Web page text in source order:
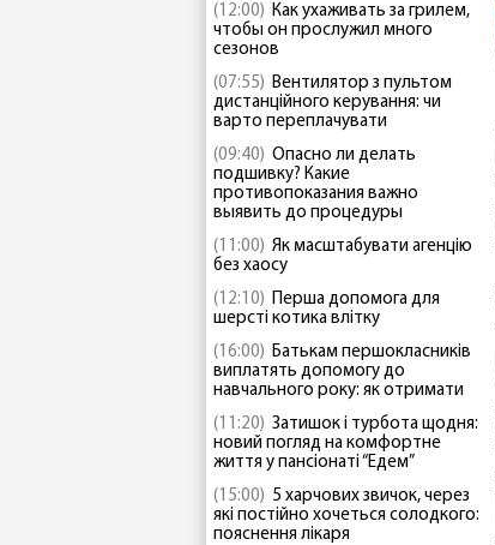
(12:00) Как ухаживать за грилем,
чтобы он прослужил много
сезонов
(07:55) Вентилятор з пультом
дистанційного керування: чи
варто переплачувати
(09:40) Опасно ли делать
подшивку? Какие
противопоказания важно
выявить до процедуры
(11:00) Як масштабувати агенцію
без хаосу
(12:10) Перша допомога для
шерсті котика влітку
(16:00) Батькам першокласників
виплатять допомогу до
навчального року: як отримати
(11:20) Затишок і турбота щодня:
новий погляд на комфортне
життя у пансіонаті “Едем”
(15:00) 5 харчових звичок, через
які постійно хочеться солодкого:
пояснення лікаря